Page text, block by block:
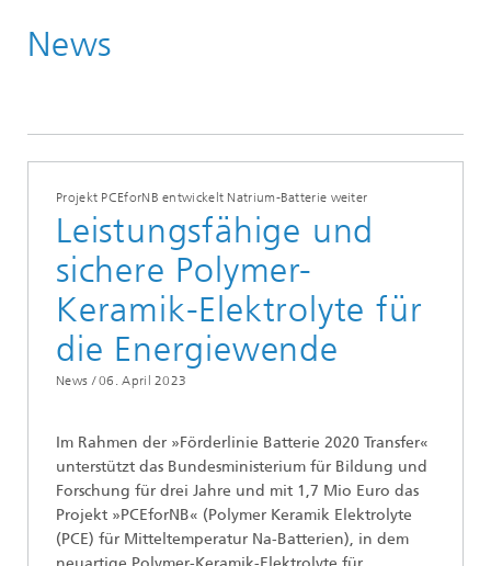
News
Projekt PCEforNB entwickelt Natrium-Batterie weiter
Leistungsfähige und
sichere Polymer-
Keramik-Elektrolyte für
die Energiewende
News / 06. April 2023
Im Rahmen der »Förderlinie Batterie 2020 Transfer«
unterstützt das Bundesministerium für Bildung und
Forschung für drei Jahre und mit 1,7 Mio Euro das
Projekt »PCEforNB« (Polymer Keramik Elektrolyte
(PCE) für Mitteltemperatur Na-Batterien), in dem